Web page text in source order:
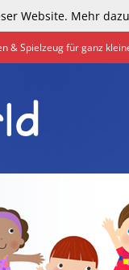
Website. Mehr
& Spielzeug für ganz